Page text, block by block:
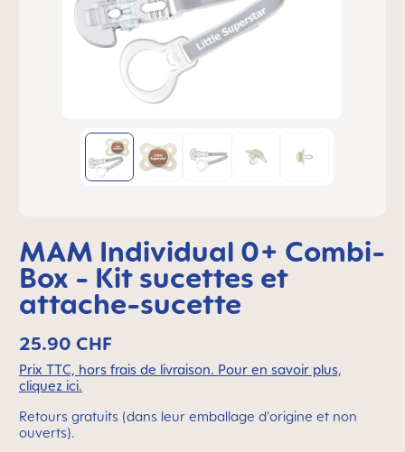
MAM Individual 0+ Combi-
Box - Kit sucettes et
attache-sucette
25.90 CHF
Prix TTC, hors frais de livraison. Pour en savoir plus,
cliquez ici.
Retours gratuits (dans leur emballage d'origine et non
ouverts).